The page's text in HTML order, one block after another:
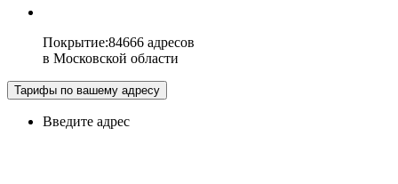
Покрытие:84666 адресов
в Московской области
Тарифы по вашему адресу
Введите адрес